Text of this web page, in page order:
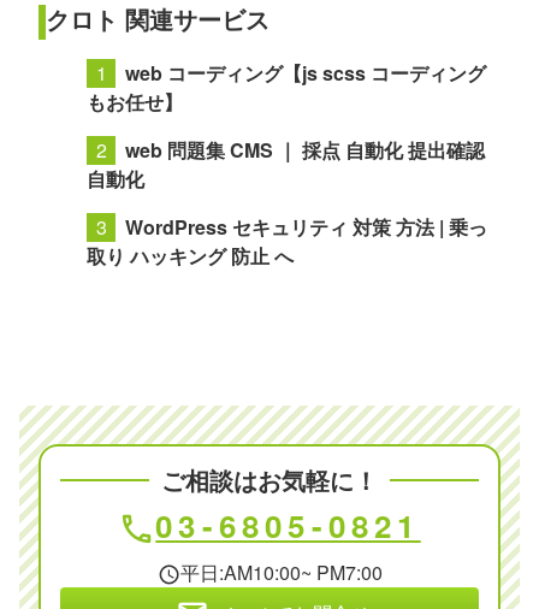
クロト 関連サービス
web コーディング【js scss コーディング
もお任せ】
web 問題集 CMS ｜ 採点 自動化 提出確認
自動化
WordPress セキュリティ 対策 方法 | 乗っ
取り ハッキング 防止 へ
ご相談はお気軽に！
phone03-6805-0821
schedule平日:AM10:00~ PM7:00